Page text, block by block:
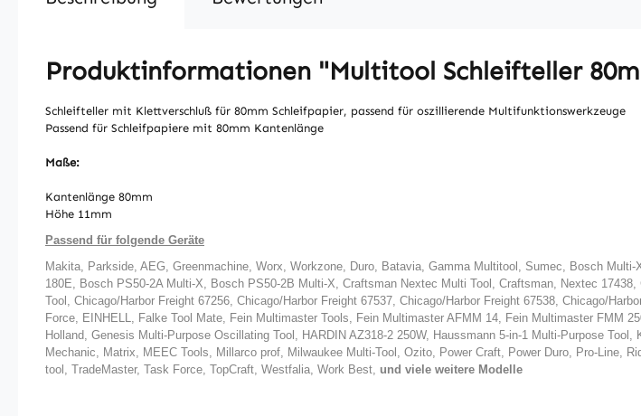
Produktinformationen "Multitool Schleifteller
Schleifteller mit Klettverschluß für 80mm Schleifpapier, passend für oszillierende Multifunktionswerkzeuge
Passend für Schleifpapiere mit 80mm Kantenlänge
Maße:
Kantenlänge 80mm
Höhe 11mm
Passend für folgende Geräte
Makita, Parkside, AEG, Greenmachine, Worx, Workzone, Duro, Batavia, Gamma Multitool, Sumec, Bosch
180E, Bosch PS50-2A Multi-X, Bosch PS50-2B Multi-X, Craftsman Nextec Multi Tool, Craftsman, Nextec
Tool, Chicago/Harbor Freight 67256, Chicago/Harbor Freight 67537, Chicago/Harbor Freight 67538, Chicago/
Force, EINHELL, Falke Tool Mate, Fein Multimaster Tools, Fein Multimaster AFMM 14, Fein Multimaster FMM
Holland, Genesis Multi-Purpose Oscillating Tool, HARDIN AZ318-2 250W, Haussmann 5-in-1 Multi-Purpose
Mechanic, Matrix, MEEC Tools, Millarco prof, Milwaukee Multi-Tool, Ozito, Power Craft, Power Duro, Pro-Line,
tool, TradeMaster, Task Force, TopCraft, Westfalia, Work Best, und viele weitere Modelle